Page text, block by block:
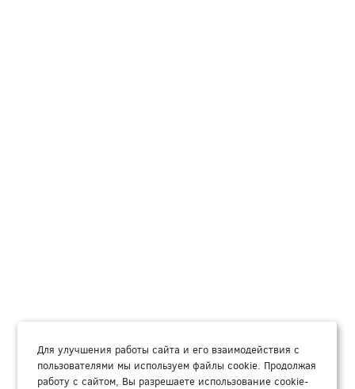
Для улучшения работы сайта и его взаимодействия с
пользователями мы используем файлы cookie. Продолжая
работу с сайтом, Вы разрешаете использование cookie-